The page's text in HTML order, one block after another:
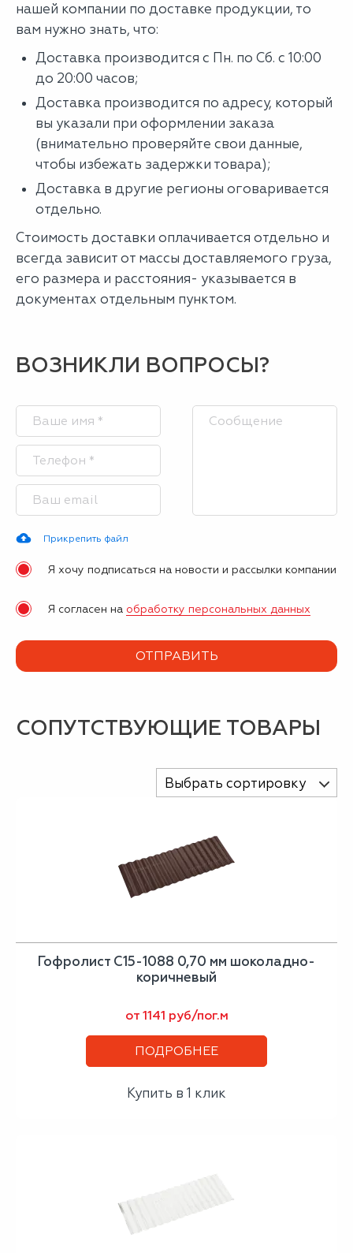
нашей компании по доставке продукции, то
вам нужно знать, что:
Доставка производится с Пн. по Сб. с 10:00
до 20:00 часов;
Доставка производится по адресу, который
вы указали при оформлении заказа
(внимательно проверяйте свои данные,
чтобы избежать задержки товара);
Доставка в другие регионы оговаривается
отдельно.
Стоимость доставки оплачивается отдельно и
всегда зависит от массы доставляемого груза,
его размера и расстояния- указывается в
документах отдельным пунктом.
ВОЗНИКЛИ ВОПРОСЫ?
Прикрепить файл
Я хочу подписаться на новости и рассылки компании
Я согласен на обработку персональных данных
СОПУТСТВУЮЩИЕ ТОВАРЫ
Выбрать сортировку
Гофролист С15-1088 0,70 мм шоколадно-
коричневый
от 1141 руб/пог.м
ПОДРОБНЕЕ
Купить в 1 клик